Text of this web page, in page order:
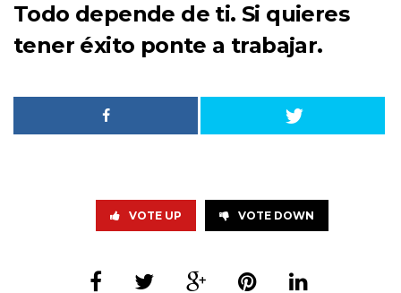
Todo depende de ti. Si quieres
tener éxito ponte a trabajar.
VOTE UP VOTE DOWN